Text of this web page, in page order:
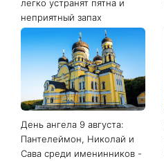
легко устранят пятна и
неприятный запах
День ангела 9 августа:
Пантелеймон, Николай и
Сава среди именинников -